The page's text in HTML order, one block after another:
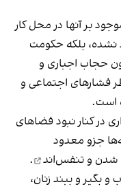
بر آنها در محل کار
نشده، بلکه حکومت
حجاب اجباری و
فشارهای اجتماعی و
است.
در کنار نبود فضاهای
جزو معدود
شدن و تنفس‌اند
.
بگیر و ببند زنان،